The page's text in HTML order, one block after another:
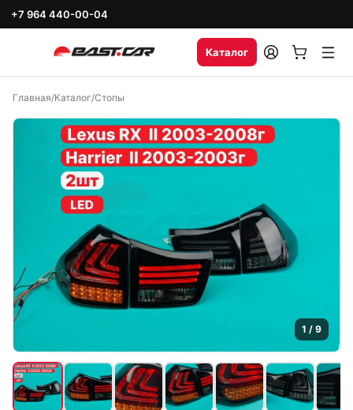
+7 964 440-00-04
Каталог
Главная/Каталог/Стопы
1 / 9